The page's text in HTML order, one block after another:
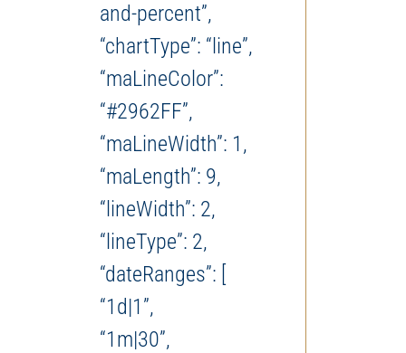
and-percent”,
“chartType”: “line”,
“maLineColor”:
“#2962FF”,
“maLineWidth”: 1,
“maLength”: 9,
“lineWidth”: 2,
“lineType”: 2,
“dateRanges”: [
“1d|1”,
“1m|30”,